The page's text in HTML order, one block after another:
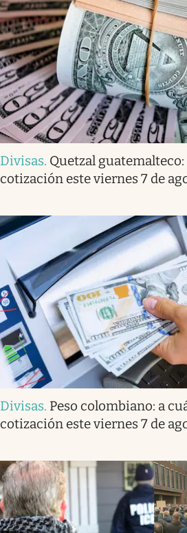
Divisas. Quetzal
cotización este viernes 7 de
Divisas. Peso colombiano: a
cotización este viernes 7 de